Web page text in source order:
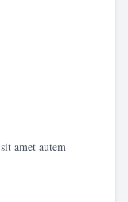
amet autem